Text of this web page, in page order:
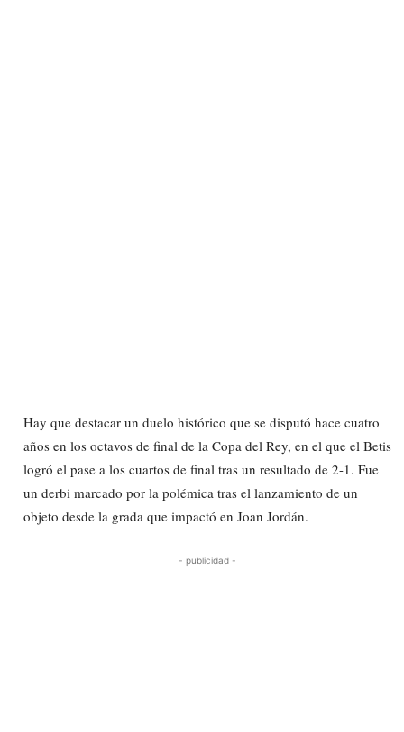
Hay que destacar un duelo histórico que se disputó hace cuatro
años en los octavos de final de la Copa del Rey, en el que el Betis
logró el pase a los cuartos de final tras un resultado de 2-1. Fue
un derbi marcado por la polémica tras el lanzamiento de un
objeto desde la grada que impactó en Joan Jordán.
- publicidad -